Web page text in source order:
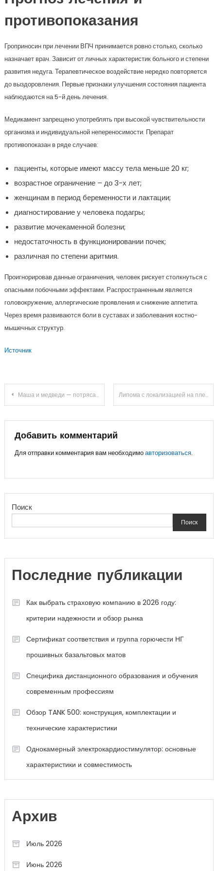
противопоказания
Гроприносин при лечении ВПЧ принимается ровно столько, сколько
назначает врач. Зависит от личных характеристик больного и степени
развития недуга. Терапевтическое воздействие нередко повторяется
до выздоровления. Первые признаки улучшения состояния пациента
наблюдаются на 5-й день лечения.
Медикамент запрещено употреблять при высокой чувствительности
организма и индивидуальной непереносимости. Препарат
противопоказан в ряде случаев:
пациенты, которые имеют массу тела меньше 20 кг;
возрастное ограничение – до 3-х лет;
женщинам в период беременности и лактации;
диагностирование у человека подагры;
развитие мочекаменной болезни;
недостаточность в функционировании почек;
различная по степени аритмия.
Проигнорировав данные ограничения, человек рискует столкнуться с
опасными побочными эффектами. Распространенным является
головокружение, аллергические проявления и снижение аппетита.
Через время развиваются боли в суставах и заболевания костно-
мышечных структур.
Источник
Навигация
записям
Маша и медведи — потрясающая и разнообразная музыкальная карьера группы солисток, яркие биографии и уникальное творчество Липома с локализацией на плече: особенности и методы устранения
Добавить комментарий
Для отправки комментария вам необходимоавторизоваться.
Поиск
Поиск
Последние публикации
Как выбрать страховую компанию в 2026 году:
критерии надежности и обзор рынка
Сертификат соответствия и группа горючести НГ
прошивных базальтовых матов
Специфика дистанционного образования и обучения
современным профессиям
Обзор TANK 500: конструкция, комплектации и
технические характеристики
Однокамерный электрокардиостимулятор: основные
характеристики и совместимость
Архив
Июль 2026
Июнь 2026